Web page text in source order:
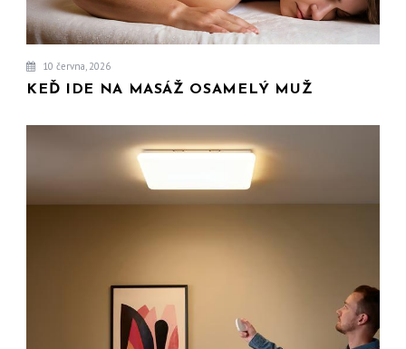
10 června, 2026
KEĎ IDE NA MASÁŽ OSAMELÝ MUŽ